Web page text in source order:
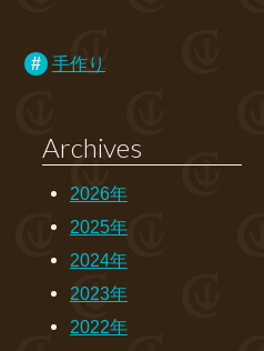
手作り
Archives
2026年
2025年
2024年
2023年
2022年